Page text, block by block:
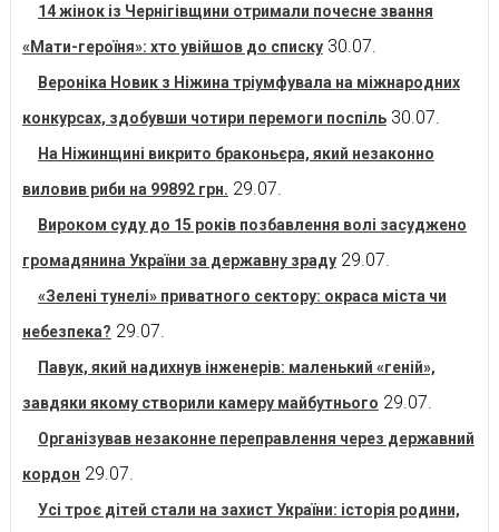
14 жінок із Чернігівщини отримали почесне звання
«Мати-героїня»: хто увійшов до списку 30.07.
Вероніка Новик з Ніжина тріумфувала на міжнародних
конкурсах, здобувши чотири перемоги поспіль 30.07.
На Ніжинщині викрито браконьєра, який незаконно
виловив риби на 99892 грн. 29.07.
Вироком суду до 15 років позбавлення волі засуджено
громадянина України за державну зраду 29.07.
«Зелені тунелі» приватного сектору: окраса міста чи
небезпека? 29.07.
Павук, який надихнув інженерів: маленький «геній»,
завдяки якому створили камеру майбутнього 29.07.
Організував незаконне переправлення через державний
кордон 29.07.
Усі троє дітей стали на захист України: історія родини,